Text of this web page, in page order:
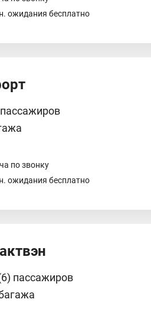
ожидания бесплатно
по звонку
ожидания бесплатно
пассажиров